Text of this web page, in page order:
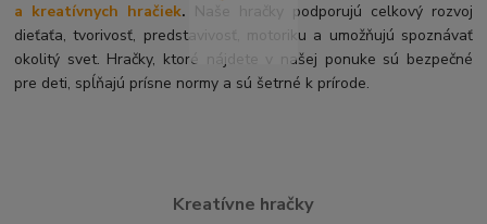
a kreatívnych hračiek.
Naše hračky podporujú celkový rozvoj
dieťaťa, tvorivosť, predstavivosť, motoriku a umožňujú spoznávať
okolitý svet. Hračky, ktoré nájdete v našej ponuke sú bezpečné
pre deti, spĺňajú prísne normy a sú šetrné k prírode.
Kreatívne hračky